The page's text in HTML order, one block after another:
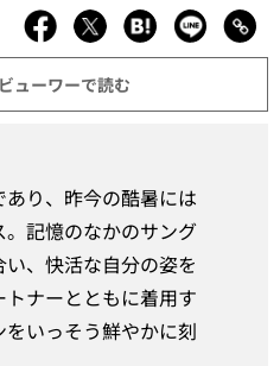
ューワーで読む
り、昨今の酷暑には
記憶のなかのサング
、快活な自分の姿を
ナーとともに着用す
いっそう鮮やかに刻